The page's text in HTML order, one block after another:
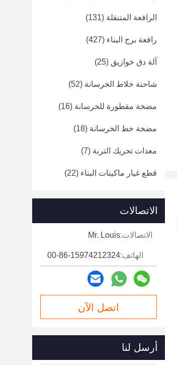
الرافعة المتنقلة (131)
رافعة برج البناء (427)
آلة دق خوازيق (25)
شاحنة خلاط الخرسانة (52)
مضخة مقطورة للخرسانة (16)
مضخة خط الخرسانة (18)
معدات تحريك التربة (7)
قطع غيار ماكينات البناء (22)
الاتصالات
الاتصالات:Mr. Louis
الهاتف:00-86-15974212324
اتصل الآن
أرسل لنا